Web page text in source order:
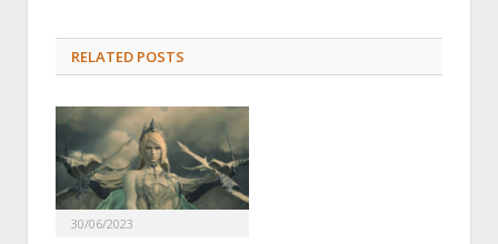
RELATED POSTS
30/06/2023